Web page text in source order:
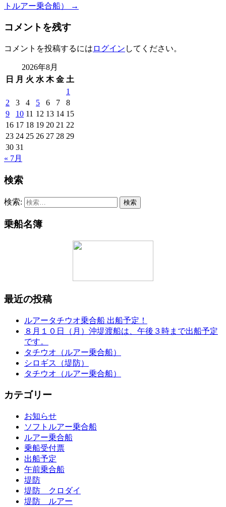
トルアー乗合船）
→
コメントを残す
コメントを投稿するには ログイン してください。
2026年8月
日
月 火 水 木 金 土
1
2
3 4 5 6 7
8
9
10 11 12 13 14 15
16 17 18 19 20 21 22
23 24 25 26 27 28 29
30 31
« 7月
検索
検索:
乗船名簿
最近の投稿
ルアータチウオ乗合船 出船予定！
８月１０日（月）沖堤渡船は、午後３時まで出船予定
です。
タチウオ（ルアー乗合船）
シロギス（堤防）
タチウオ（ルアー乗合船）
カテゴリー
お知らせ
ソフトルアー乗合船
ルアー乗合船
乗船受付票
出船予定
午前乗合船
堤防
堤防 クロダイ
堤防 ルアー